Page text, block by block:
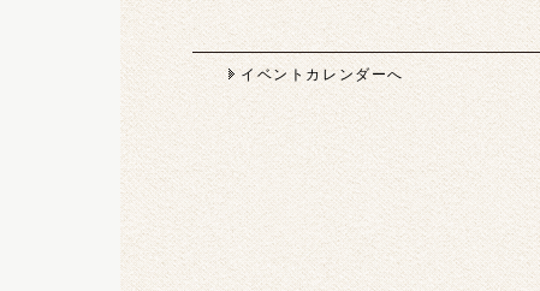
イベントカレンダーへ